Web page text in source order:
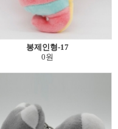
봉제인형-17
0원